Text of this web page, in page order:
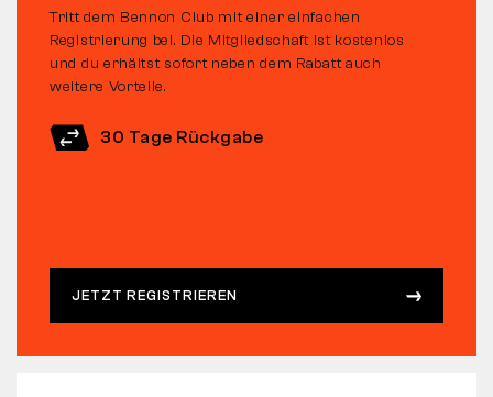
Tritt dem Bennon Club mit einer einfachen
Registrierung bei. Die Mitgliedschaft ist kostenlos
und du erhältst sofort neben dem Rabatt auch
weitere Vorteile.
30 Tage Rückgabe
JETZT REGISTRIEREN